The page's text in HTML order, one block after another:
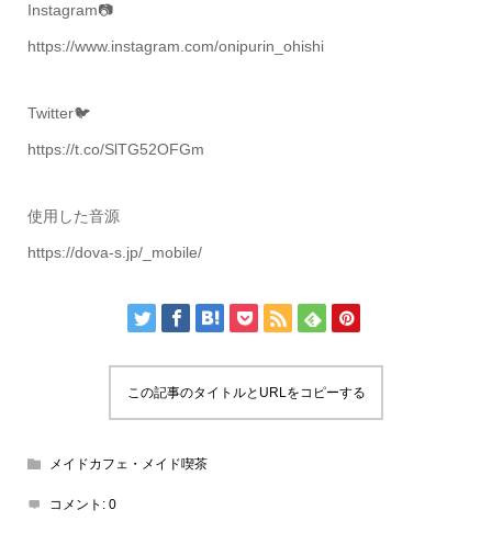
Instagram📷
https://www.instagram.com/onipurin_ohishi
Twitter🐦
https://t.co/SlTG52OFGm
使用した音源
https://dova-s.jp/_mobile/
この記事のタイトルとURLをコピーする
メイドカフェ・メイド喫茶
コメント: 0